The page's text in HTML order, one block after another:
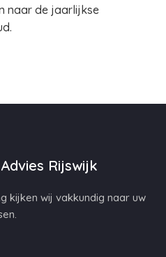
naar de jaarlijkse
Rijswijk
kijken wij vakkundig naar uw